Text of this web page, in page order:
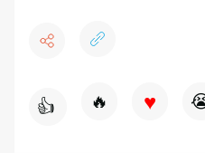
👍 🔥 ♥